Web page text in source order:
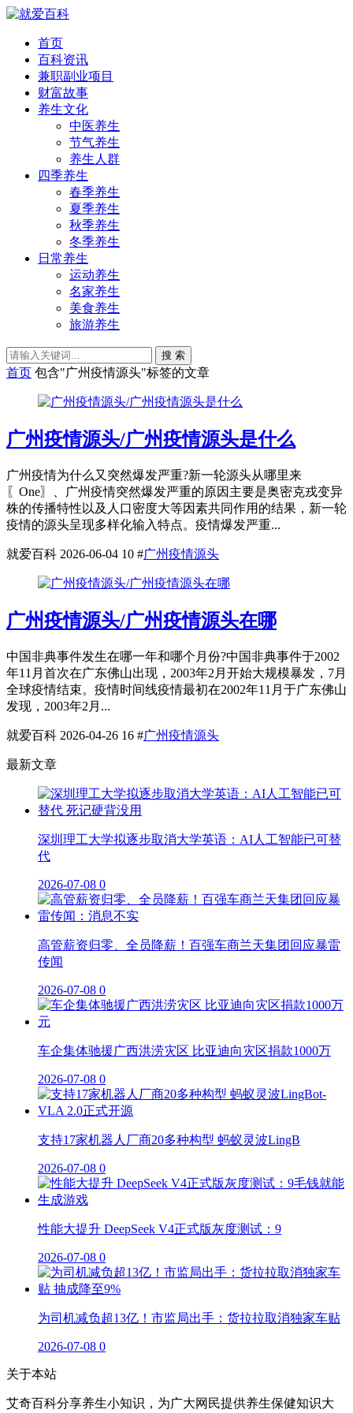
首页
百科资讯
兼职副业项目
财富故事
养生文化
中医养生
节气养生
养生人群
四季养生
春季养生
夏季养生
秋季养生
冬季养生
日常养生
运动养生
名家养生
美食养生
旅游养生
搜 索
首页 包含"广州疫情源头"标签的文章
广州疫情源头/广州疫情源头是什么
广州疫情为什么又突然爆发严重?新一轮源头从哪里来
〖One〗、广州疫情突然爆发严重的原因主要是奥密克戎变异
株的传播特性以及人口密度大等因素共同作用的结果，新一轮
疫情的源头呈现多样化输入特点。疫情爆发严重...
就爱百科 2026-06-04 10 #广州疫情源头
广州疫情源头/广州疫情源头在哪
中国非典事件发生在哪一年和哪个月份?中国非典事件于2002
年11月首次在广东佛山出现，2003年2月开始大规模暴发，7月
全球疫情结束。疫情时间线疫情最初在2002年11月于广东佛山
发现，2003年2月...
就爱百科 2026-04-26 16 #广州疫情源头
最新文章
深圳理工大学拟逐步取消大学英语：AI人工智能已可替
代
2026-07-08 0
高管薪资归零、全员降薪！百强车商兰天集团回应暴雷
传闻
2026-07-08 0
车企集体驰援广西洪涝灾区 比亚迪向灾区捐款1000万
2026-07-08 0
支持17家机器人厂商20多种构型 蚂蚁灵波LingB
2026-07-08 0
性能大提升 DeepSeek V4正式版灰度测试：9
2026-07-08 0
为司机减负超13亿！市监局出手：货拉拉取消独家车贴
2026-07-08 0
关于本站
艾奇百科分享养生小知识，为广大网民提供养生保健知识大